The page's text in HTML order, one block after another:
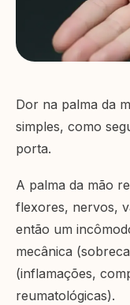
Dor na palma da
simples, como
porta.
A palma da mão
flexores, nervos,
então um
mecânica
(inflamações,
reumatológicas).